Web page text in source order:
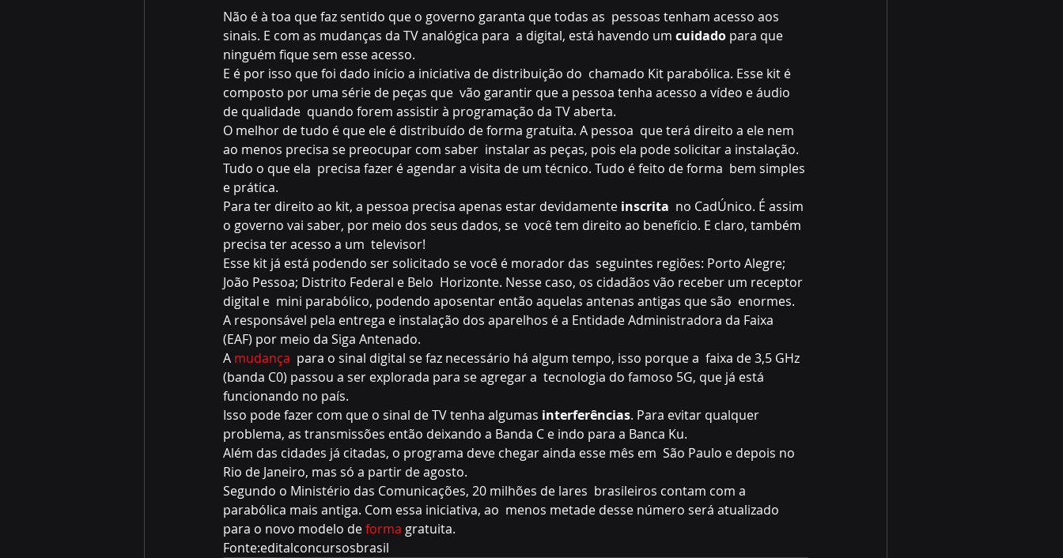
Não é à toa que faz sentido que o governo garanta que todas as  pessoas tenham acesso aos
sinais. E com as mudanças da TV analógica para  a digital, está havendo um cuidado para que
ninguém fique sem esse acesso.
E é por isso que foi dado início a iniciativa de distribuição do  chamado Kit parabólica. Esse kit é
composto por uma série de peças que  vão garantir que a pessoa tenha acesso a vídeo e áudio
de qualidade  quando forem assistir à programação da TV aberta.
O melhor de tudo é que ele é distribuído de forma gratuita. A pessoa  que terá direito a ele nem
ao menos precisa se preocupar com saber  instalar as peças, pois ela pode solicitar a instalação.
Tudo o que ela  precisa fazer é agendar a visita de um técnico. Tudo é feito de forma  bem simples
e prática.
Para ter direito ao kit, a pessoa precisa apenas estar devidamente inscrita
  no CadÚnico. É assim
o governo vai saber, por meio dos seus dados, se  você tem direito ao benefício. E claro, também
precisa ter acesso a um  televisor!
Esse kit já está podendo ser solicitado se você é morador das  seguintes regiões: Porto Alegre;
João Pessoa; Distrito Federal e Belo  Horizonte. Nesse caso, os cidadãos vão receber um receptor
digital e  mini parabólico, podendo aposentar então aquelas antenas antigas que são  enormes.
A responsável pela entrega e instalação dos aparelhos é a Entidade Administradora da Faixa
(EAF) por meio da Siga Antenado.
A mudança
  para o sinal digital se faz necessário há algum tempo, isso porque a  faixa de 3,5 GHz
(banda C0) passou a ser explorada para se agregar a  tecnologia do famoso 5G, que já está
funcionando no país.
Isso pode fazer com que o sinal de TV tenha algumas interferências. Para evitar qualquer
problema, as transmissões então deixando a Banda C e indo para a Banca Ku.
Além das cidades já citadas, o programa deve chegar ainda esse mês em  São Paulo e depois no
Rio de Janeiro, mas só a partir de agosto.
Segundo o Ministério das Comunicações, 20 milhões de lares  brasileiros contam com a
parabólica mais antiga. Com essa iniciativa, ao  menos metade desse número será atualizado
para o novo modelo de forma gratuita.
Fonte:editalconcursosbrasil